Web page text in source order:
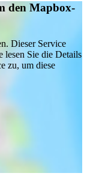
den Mapbox-
Dieser Service
lesen Sie die Details
zu, um diese